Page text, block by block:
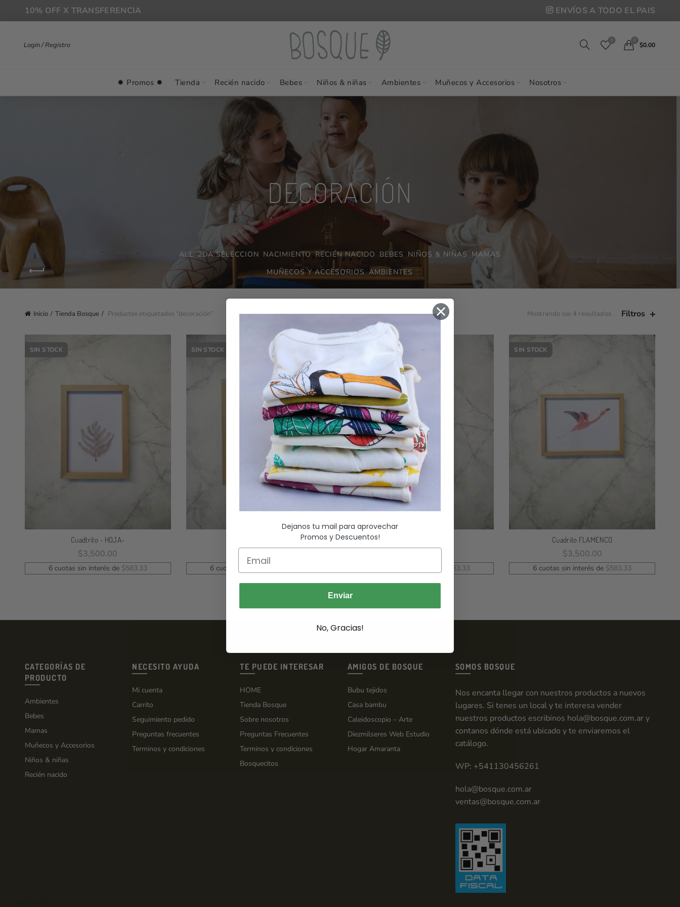
10% OFF X TRANSFERENCIA ENVÍOS A TODO EL PAIS
Login / Registro
0 0
$0.00
✹ Promos ✹ Tienda Recién nacido Bebes Niños & niñas Ambientes Muñecos y Accesorios Nosotros
DECORACIÓN
ALL 2DA SELECCION NACIMIENTO RECIÉN NACIDO BEBES NIÑOS & NIÑAS MAMAS
MUÑECOS Y ACCESORIOS AMBIENTES
Inicio Tienda Bosque Productos etiquetados “decoración” Mostrando los 4 resultados Filtros
SIN STOCK
Cuadtrito ~ HOJA~
$3,500.00
Leer Más
6 cuotas sin interés de $583.33
SIN STOCK
Leer Más
6 cuotas sin interés de 583.33
SIN STOCK
Cuadrito FLAMENCO
$3,500.00
Leer Más
6 cuotas sin interés de $583.33
CATEGORÍAS DE
PRODUCTO
Ambientes
Bebes
Mamas
Muñecos y Accesorios
Niños & niñas
Recién nacido
NECESITO AYUDA
Mi cuenta
Carrito
Seguimiento pedido
Preguntas frecuentes
Terminos y condiciones
TE PUEDE INTERESAR
HOME
Tienda Bosque
Sobre nosotros
Preguntas Frecuentes
Terminos y condiciones
Bosquecitos
AMIGOS DE BOSQUE
Bubu tejidos
Casa bambu
Caleidoscopio – Arte
Diezmilseres Web Estudio
Hogar Amaranta
SOMOS BOSQUE
Nos encanta llegar con nuestros productos a nuevos
lugares. Si tenes un local y te interesa vender
nuestros productos escribinos hola@bosque.com.ary
contanos dónde está ubicado y te enviaremos el
catálogo.
WP: +541130456261
hola@bosque.com.ar
ventas@bosque.com.ar
Dejanos tu mail para aprovechar
Promos y Descuentos!
Enviar
No, Gracias!